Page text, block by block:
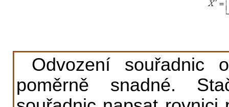
Odvození souřadnic
poměrně snadné.